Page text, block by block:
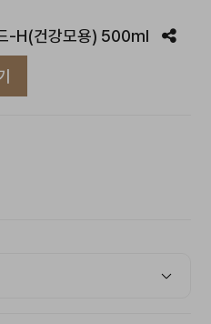
-H(건강모용) 500ml